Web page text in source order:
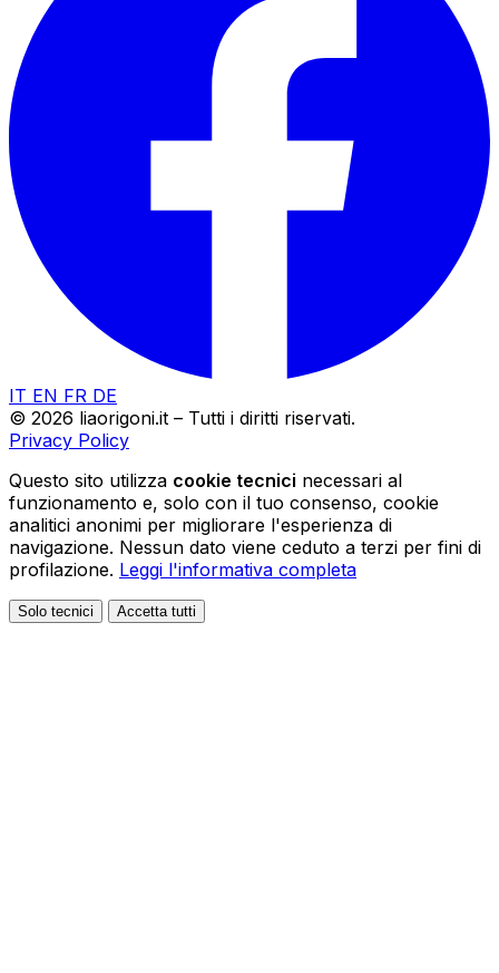
IT EN FR DE
© 2026 liaorigoni.it – Tutti i diritti riservati.
Privacy Policy
Questo sito utilizza cookie tecnici necessari al
funzionamento e, solo con il tuo consenso, cookie
analitici anonimi per migliorare l'esperienza di
navigazione. Nessun dato viene ceduto a terzi per fini di
profilazione. Leggi l'informativa completa
Solo tecnici Accetta tutti